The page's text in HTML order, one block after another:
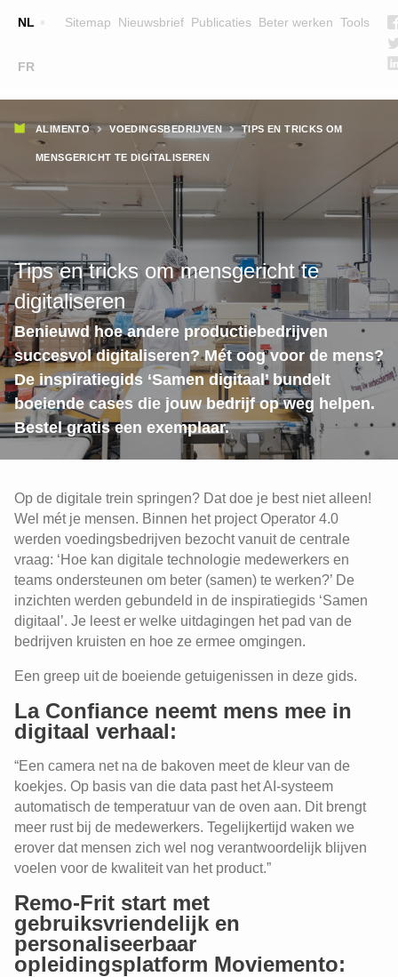
NL
FR
Sitemap Nieuwsbrief Publicaties Beter werken Tools
Main
navigation
LESGEVERS
WIE ZIJN WE
Kruimelpad
ALIMENTO VOEDINGSBEDRIJVEN TIPS EN TRICKS OM
MENSGERICHT TE DIGITALISEREN
Tips en tricks om mensgericht te
digitaliseren
Benieuwd hoe andere productiebedrijven
succesvol digitaliseren? Mét oog voor de mens?
De inspiratiegids ‘Samen digitaal’ bundelt
boeiende cases die jouw bedrijf op weg helpen.
Bestel gratis een exemplaar.
Op de digitale trein springen? Dat doe je best niet alleen!
Wel mét je mensen. Binnen het project Operator 4.0
werden voedingsbedrijven bezocht vanuit de centrale
vraag: ‘Hoe kan digitale technologie medewerkers en
teams ondersteunen om beter (samen) te werken?’ De
inzichten werden gebundeld in de inspiratiegids ‘Samen
digitaal’. Je leest er welke uitdagingen het pad van de
bedrijven kruisten en hoe ze ermee omgingen.
Een greep uit de boeiende getuigenissen in deze gids.
La Confiance neemt mens mee in
digitaal verhaal:
“Een camera net na de bakoven meet de kleur van de
koekjes. Op basis van die data past het AI-systeem
automatisch de temperatuur van de oven aan. Dit brengt
meer rust bij de medewerkers. Tegelijkertijd waken we
erover dat mensen zich wel nog verantwoordelijk blijven
voelen voor de kwaliteit van het product.”
Remo-Frit start met
gebruiksvriendelijk en
personaliseerbaar
opleidingsplatform Moviemento: